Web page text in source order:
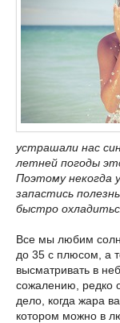
устрашали нас
летней погоды
Поэтому некогда
запастись
быстро
Все мы любим
до 35 с плюсом, а
высматривать в
сожалению, редко
дело, когда жара
котором можно в